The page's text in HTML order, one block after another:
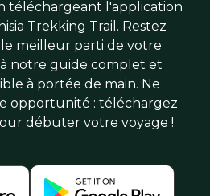
téléchargeant l'application
Trekking Trail. Restez
meilleur parti de votre
notre guide complet et
à portée de main. Ne
opportunité : téléchargez
débuter votre voyage !